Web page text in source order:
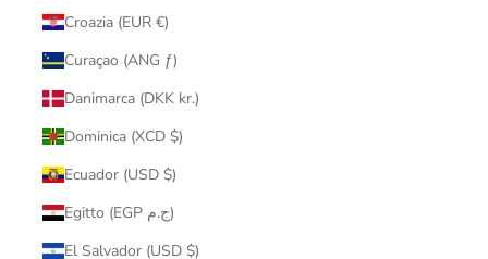
Croazia (EUR €)
Curaçao (ANG ƒ)
Danimarca (DKK kr.)
Dominica (XCD $)
Ecuador (USD $)
Egitto (EGP ج.م)
El Salvador (USD $)